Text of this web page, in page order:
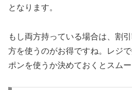
となります。
もし両方持っている場合は、割
方を使うのがお得ですね。レジ
ポンを使うか決めておくとスムー